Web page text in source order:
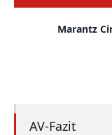
Marantz
AV-Fazit